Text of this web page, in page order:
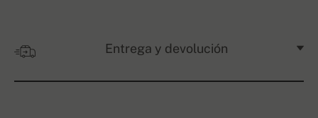
Entrega y devolución